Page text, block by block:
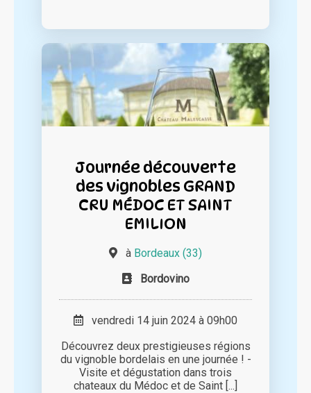
Journée découverte
des vignobles GRAND
CRU MÉDOC ET SAINT
EMILION
à Bordeaux (33)
Bordovino
vendredi 14 juin 2024 à 09h00
Découvrez deux prestigieuses régions
du vignoble bordelais en une journée ! -
Visite et dégustation dans trois
chateaux du Médoc et de Saint [...]